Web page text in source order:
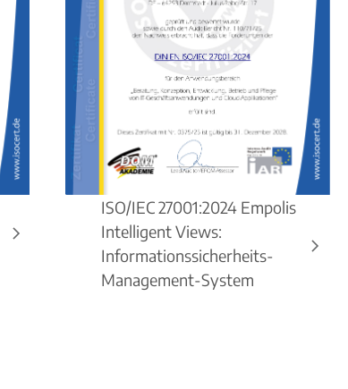
ISO/IEC 27001:2024 Empolis
Intelligent Views:
Informationssicherheits-
Management-System